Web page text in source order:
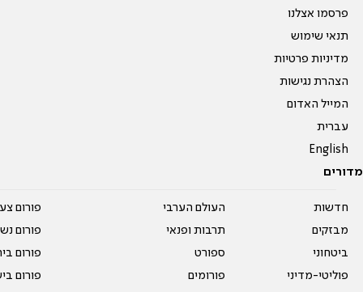
פרסמו אצלנו
תנאי שימוש
מדיניות פרטיות
הצהרת נגישות
המייל האדום
עברית
English
מדורים
חדשות
מבזקים
ביטחוני
פוליטי-מדיני
העולם הערבי
תרבות ופנאי
ספורט
פורומים
פורום
פורום
פורום
פורום